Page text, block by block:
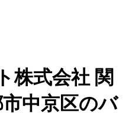
株式会社 関
中京区のバ